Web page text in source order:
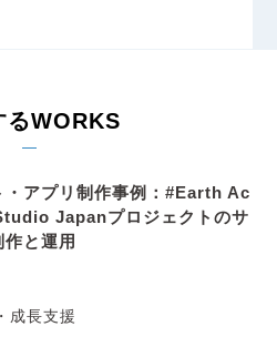
るWORKS
・アプリ制作事例：#Earth Ac
Japanプロジェクトのサ
作と運用
成長支援